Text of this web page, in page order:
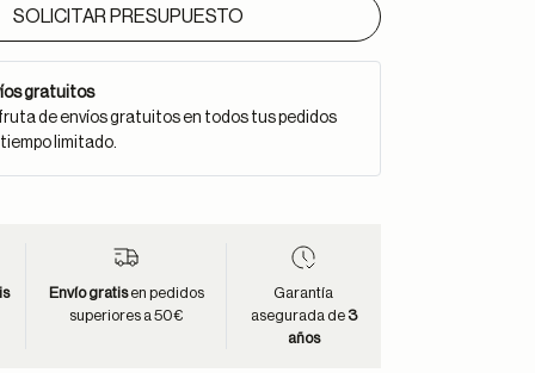
SOLICITAR PRESUPUESTO
gratuitos
de envíos gratuitos en todos tus pedidos
limitado.
Envío gratisen pedidos
superiores a 50€
Garantía
asegurada de 3
años